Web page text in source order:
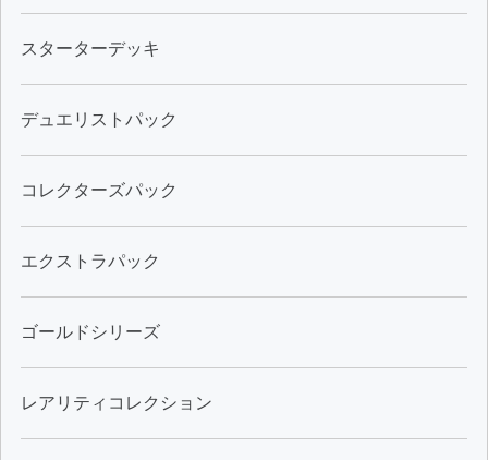
スターターデッキ
デュエリストパック
コレクターズパック
エクストラパック
ゴールドシリーズ
レアリティコレクション